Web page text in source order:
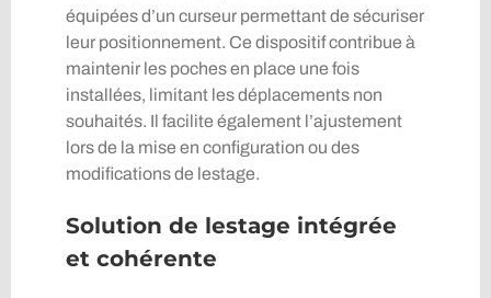
équipées d’un curseur permettant de sécuriser
leur positionnement. Ce dispositif contribue à
maintenir les poches en place une fois
installées, limitant les déplacements non
souhaités. Il facilite également l’ajustement
lors de la mise en configuration ou des
modifications de lestage.
Solution de lestage intégrée
et cohérente